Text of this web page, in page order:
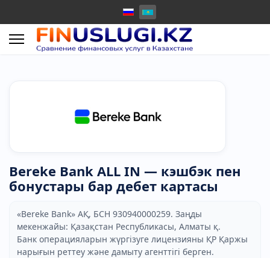
Bereke Bank ALL IN — кэшбэк пен
бонустары бар дебет картасы
«Bereke Bank» АҚ, БСН 930940000259. Заңды
мекенжайы: Қазақстан Республикасы, Алматы қ.
Банк операцияларын жүргізуге лицензияны ҚР Қаржы
нарығын реттеу және дамыту агенттігі берген.